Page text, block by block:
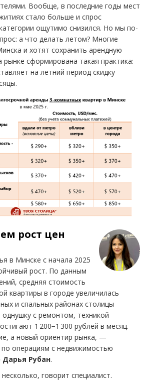
Вообще, в последние годы мест
стало больше и спрос
ощутимо снизился. Но мы по-
а что делать летом? Многие
и хотят сохранить арендную
рынке сформирована такая практика:
на летний период скидку
рост цен
в Минске с начала 2025
рост. По данным
средняя стоимость
квартиры в городе увеличилась
и спальных районах столицы
однушку с ремонтом, техникой
1 200−1 300 рублей в месяц.
а новый ориентир рынка, —
по операциям с недвижимостью
Дарья Рубан.
говорит специалист.